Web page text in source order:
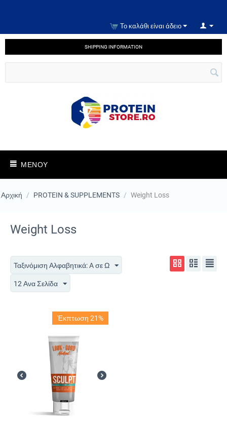
Το καλάθι είναι άδειο
SHIPPING INFORMATION
ΜΕΝΟΎ
Αρχική / PROTEIN & SUPPLEMENTS / Weight Loss
Weight Loss
Ταξινόμιση Αλφαβητικά: A σε Ω
12 Ανα Σελίδα
Έκπτωση 21%